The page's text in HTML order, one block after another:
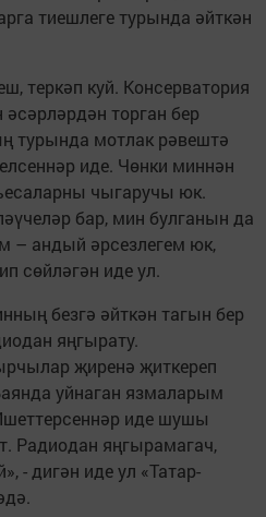
тиешлеге турында әйткән
теркәп куй. Консерватория
торган бер
турында мотлак рәвештә
иде. Чөнки миннән
чыгаручы юк.
бар, мин булганын да
– андый әрсезлегем юк,
сөйләгән иде ул.
безгә әйткән тагын бер
яңгырату.
җиренә җиткереп
уйнаган язмаларым
иде шушы
Радиодан яңгырамагач,
- дигән иде ул «Татар-